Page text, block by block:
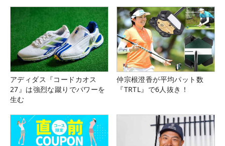
アディダス『コードカオス
27』は強烈な蹴りでパワーを
生む
仲宗根澄香が平均パット数
『TRTL』で6人抜き！